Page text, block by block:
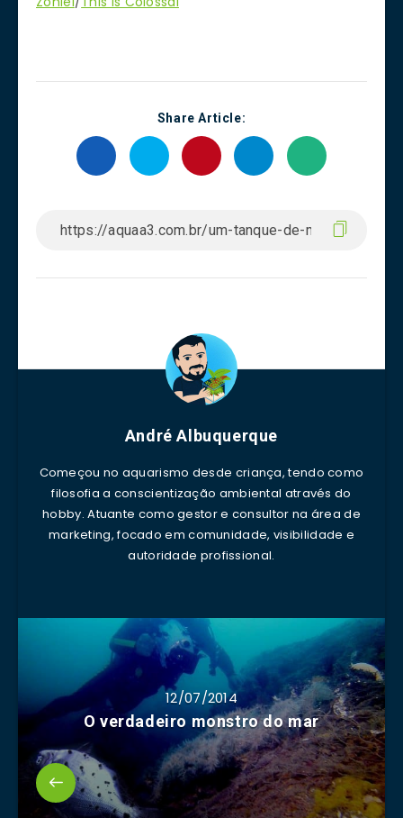
Share Article:
André Albuquerque
Começou no aquarismo desde criança, tendo como
filosofia a conscientização ambiental através do
hobby. Atuante como gestor e consultor na área de
marketing, focado em comunidade, visibilidade e
autoridade profissional.
12/07/2014
O verdadeiro monstro do mar